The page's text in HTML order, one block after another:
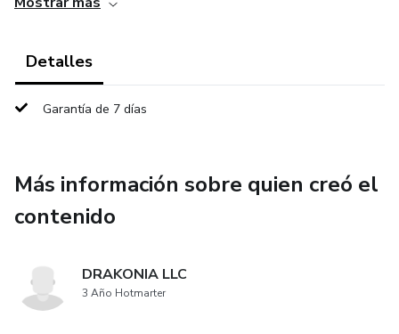
profunda con tu esencia.
Detalles
Garantía de 7 días
Más información sobre quien creó el
contenido
DRAKONIA LLC
3 Año Hotmarter